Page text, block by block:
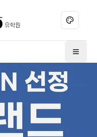
테마 변경
메뉴